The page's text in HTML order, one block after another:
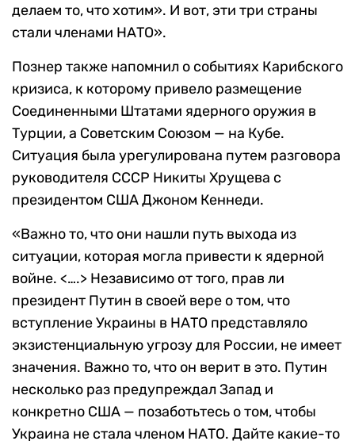
делаем то, что хотим». И вот, эти три страны
стали членами НАТО».
Познер также напомнил о событиях Карибского
кризиса, к которому привело размещение
Соединенными Штатами ядерного оружия в
Турции, а Советским Союзом — на Кубе.
Ситуация была урегулирована путем разговора
руководителя СССР Никиты Хрущева с
президентом США Джоном Кеннеди.
«Важно то, что они нашли путь выхода из
ситуации, которая могла привести к ядерной
войне. <….> Независимо от того, прав ли
президент Путин в своей вере о том, что
вступление Украины в НАТО представляло
экзистенциальную угрозу для России, не имеет
значения. Важно то, что он верит в это. Путин
несколько раз предупреждал Запад и
конкретно США — позаботьтесь о том, чтобы
Украина не стала членом НАТО. Дайте какие-то